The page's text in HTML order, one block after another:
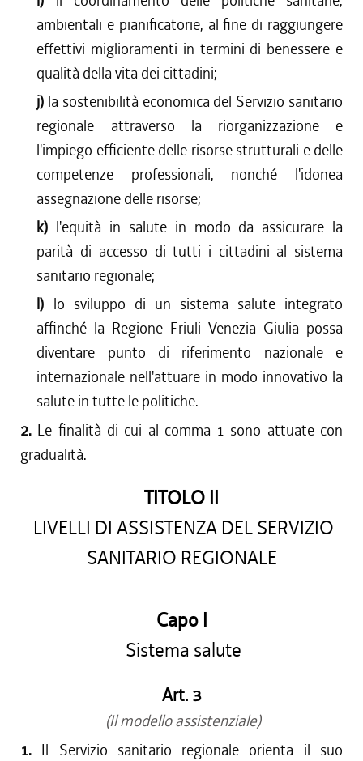
ambientali e pianificatorie, al fine di raggiungere
effettivi miglioramenti in termini di benessere e
qualità della vita dei cittadini;
j) la sostenibilità economica del Servizio sanitario
regionale attraverso la riorganizzazione e
l'impiego efficiente delle risorse strutturali e delle
competenze professionali, nonché l'idonea
assegnazione delle risorse;
k) l'equità in salute in modo da assicurare la
parità di accesso di tutti i cittadini al sistema
sanitario regionale;
l) lo sviluppo di un sistema salute integrato
affinché la Regione Friuli Venezia Giulia possa
diventare punto di riferimento nazionale e
internazionale nell'attuare in modo innovativo la
salute in tutte le politiche.
2. Le finalità di cui al comma 1 sono attuate con
gradualità.
TITOLO II
LIVELLI DI ASSISTENZA DEL SERVIZIO
SANITARIO REGIONALE
Capo I
Sistema salute
Art. 3
(Il modello assistenziale)
1. Il Servizio sanitario regionale orienta il suo